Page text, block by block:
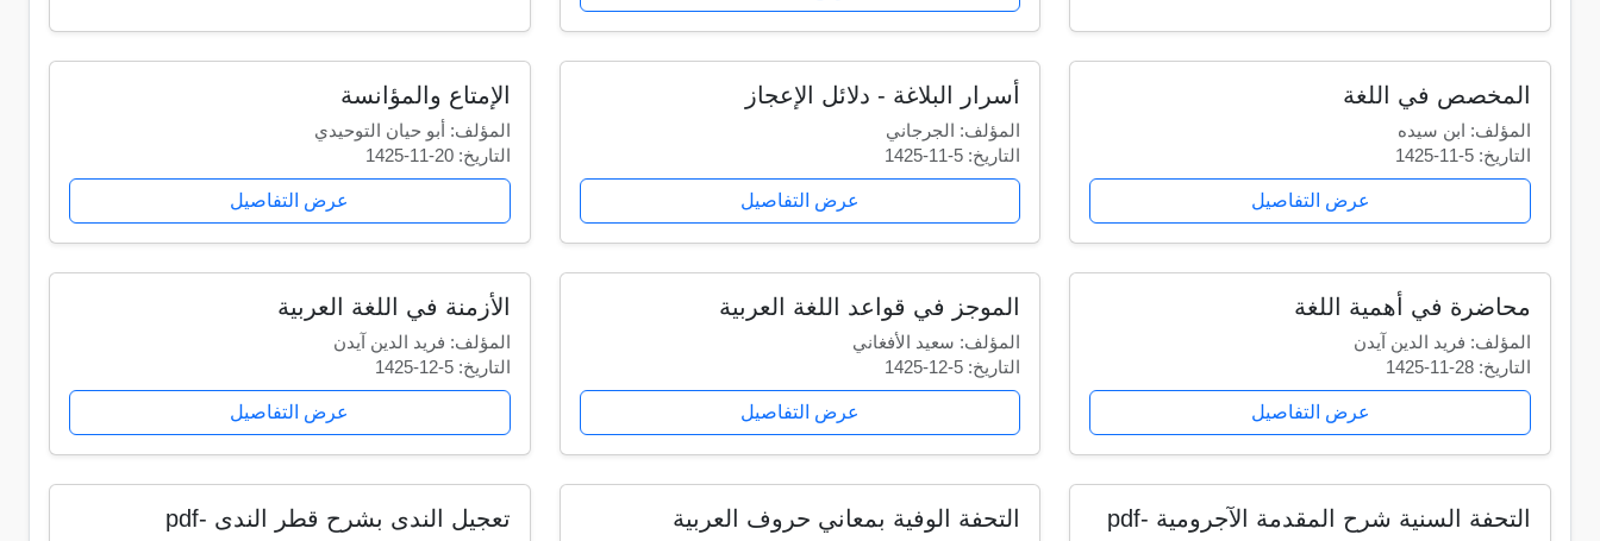
المخصص في اللغة
المؤلف: ابن سيده
التاريخ: 5-11-1425
عرض التفاصيل
أسرار البلاغة - دلائل الإعجاز
المؤلف: الجرجاني
التاريخ: 5-11-1425
عرض التفاصيل
الإمتاع والمؤانسة
المؤلف: أبو حيان التوحيدي
التاريخ: 20-11-1425
عرض التفاصيل
محاضرة في أهمية اللغة
المؤلف: فريد الدين آيدن
التاريخ: 28-11-1425
عرض التفاصيل
الموجز في قواعد اللغة العربية
المؤلف: سعيد الأفغاني
التاريخ: 5-12-1425
عرض التفاصيل
الأزمنة في اللغة العربية
المؤلف: فريد الدين آيدن
التاريخ: 5-12-1425
عرض التفاصيل
التحفة السنية شرح المقدمة الآجرومية -pdf التحفة الوفية بمعاني حروف العربية تعجيل الندى بشرح قطر الندى -pdf